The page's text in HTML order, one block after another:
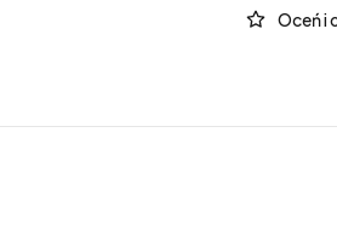
Oceń i